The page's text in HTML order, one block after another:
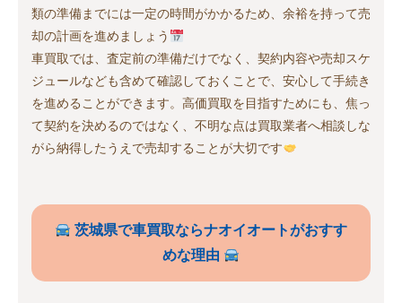
類の準備までには一定の時間がかかるため、余裕を持って売
却の計画を進めましょう
車買取では、査定前の準備だけでなく、契約内容や売却スケ
ジュールなども含めて確認しておくことで、安心して手続き
を進めることができます。高価買取を目指すためにも、焦っ
て契約を決めるのではなく、不明な点は買取業者へ相談しな
がら納得したうえで売却することが大切です
茨城県で車買取ならナオイオートがおすす
めな理由